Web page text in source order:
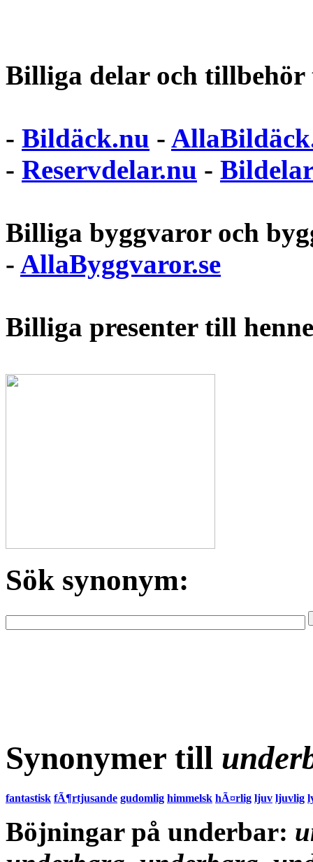
Billiga delar och
- Bildäck.nu -
- Reservdelar.nu - Bildelar
Billiga byggvaror och
- AllaByggvaror.se
Billiga presenter till
Sök synonym:
Synonymer till
fantastisk fÃ¶rtjusande gudomlig himmelsk hÃ¤rlig ljuv ljuvlig
Böjningar på underbar: